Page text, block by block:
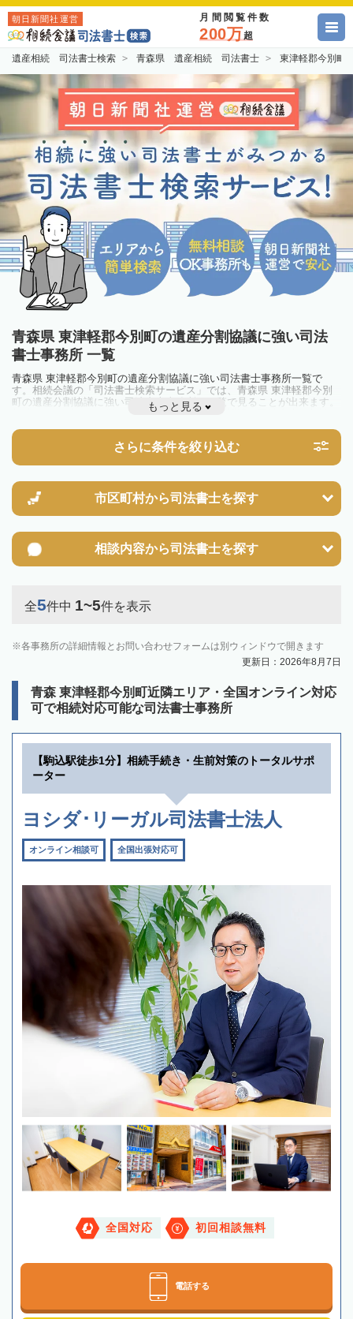
朝日新聞社運営 月間閲覧件数
200万超
遺産相続 司法書士検索 青森県 遺産相続 司法書士 東津軽郡今別
青森県 東津軽郡今別町の遺産分割協議に強い司法
書士事務所 一覧
青森県 東津軽郡今別町の遺産分割協議に強い司法書士事務所一覧で
す。相続会議の「司法書士検索サービス」では、青森県 東津軽郡今別
町の遺産分割協議に強い司法書士事務所を一覧で見ることが出来ます。
相続のトラブルやお悩みを抱えている方は一度近隣の司法書士に相談し
もっと見る
さらに条件を絞り込む
市区町村から司法書士を探す
相談内容から司法書士を探す
全5件中 1~5件を表示
各事務所の詳細情報とお問い合わせフォームは別ウィンドウで開きます
更新日：2026年8月7日
青森 東津軽郡今別町近隣エリア・全国オンライン対応
可で相続対応可能な司法書士事務所
【駒込駅徒歩1分】相続手続き・生前対策のトータルサポ
ーター
ヨシダ･リーガル司法書士法人
オンライン相談可 全国出張対応可
全国対応 初回相談無料
電話する